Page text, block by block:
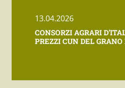
13.04.2026
CONSORZI AGRARI
PREZZI CUN DEL GRANO